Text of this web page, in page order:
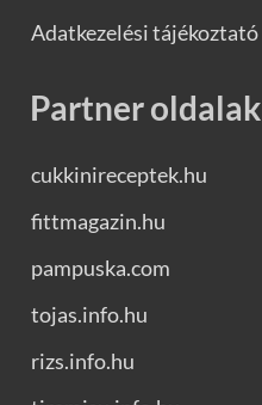
Adatkezelési tájékoztató
Partner oldalak
cukkinireceptek.hu
fittmagazin.hu
pampuska.com
tojas.info.hu
rizs.info.hu